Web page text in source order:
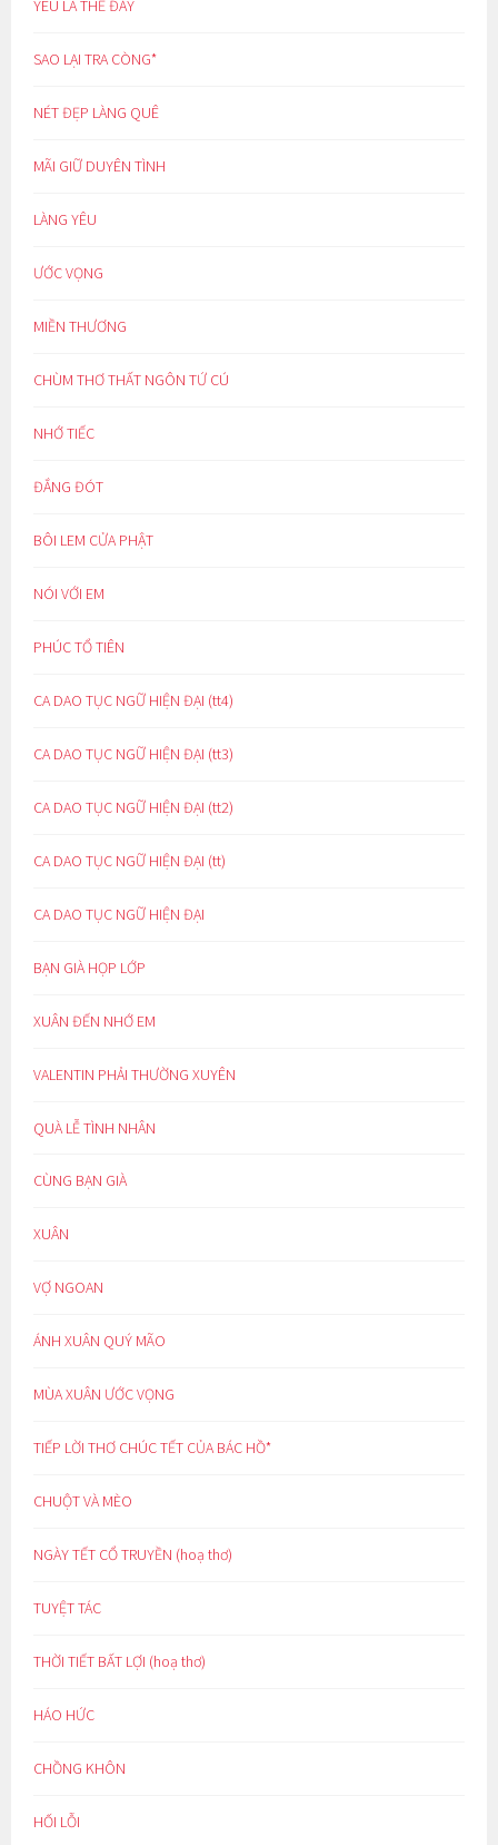
YÊU LÀ THẾ ĐẤY
SAO LẠI TRA CÒNG*
NÉT ĐẸP LÀNG QUÊ
MÃI GIỮ DUYÊN TÌNH
LÀNG YÊU
ƯỚC VỌNG
MIỀN THƯƠNG
CHÙM THƠ THẤT NGÔN TỨ CÚ
NHỚ TIẾC
ĐẮNG ĐÓT
BÔI LEM CỬA PHẬT
NÓI VỚI EM
PHÚC TỔ TIÊN
CA DAO TỤC NGỮ HIỆN ĐẠI (tt4)
CA DAO TỤC NGỮ HIỆN ĐẠI (tt3)
CA DAO TỤC NGỮ HIỆN ĐẠI (tt2)
CA DAO TỤC NGỮ HIỆN ĐẠI (tt)
CA DAO TỤC NGỮ HIỆN ĐẠI
BẠN GIÀ HỌP LỚP
XUÂN ĐẾN NHỚ EM
VALENTIN PHẢI THƯỜNG XUYÊN
QUÀ LỄ TÌNH NHÂN
CÙNG BẠN GIÀ
XUÂN
VỢ NGOAN
ÁNH XUÂN QUÝ MÃO
MÙA XUÂN ƯỚC VỌNG
TIẾP LỜI THƠ CHÚC TẾT CỦA BÁC HỒ*
CHUỘT VÀ MÈO
NGÀY TẾT CỔ TRUYỀN (hoạ thơ)
TUYỆT TÁC
THỜI TIẾT BẤT LỢI (hoạ thơ)
HÁO HỨC
CHỒNG KHÔN
HỐI LỖI